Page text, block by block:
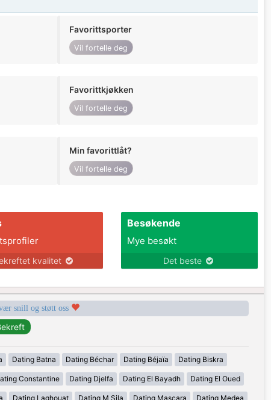
Favorittsporter
Vil fortelle deg
Favorittkjøkken
Vil fortelle deg
Min favorittlåt?
Vil fortelle deg
kvalitet
Besøkende
Mye besøkt
Det beste
snill og støtt oss
Dating Batna Dating Béchar Dating Béjaïa Dating Biskra
Constantine Dating Djelfa Dating El Bayadh Dating El Oued
Dating Laghouat Dating M Sila Dating Mascara Dating Medea